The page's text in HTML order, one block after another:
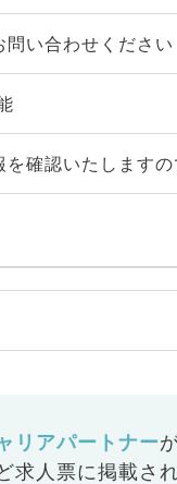
問い合わせください
を確認いたします
リアパートナー
求人票に掲載さ